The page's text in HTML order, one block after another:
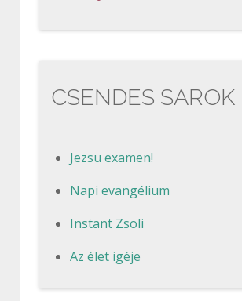
CSENDES SAROK
Jezsu examen!
Napi evangélium
Instant Zsoli
Az élet igéje